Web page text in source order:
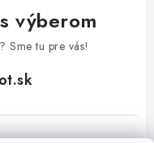
výberom
Sme tu pre vás!